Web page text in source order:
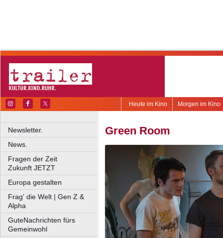
Morgen im Kino
Heute im Kino
Newsletter.
News.
Fragen der Zeit
Zukunft JETZT
Europa gestalten
Frag' die Welt | Gen Z &
Alpha
GuteNachrichten fürs
Gemeinwohl
Green Room